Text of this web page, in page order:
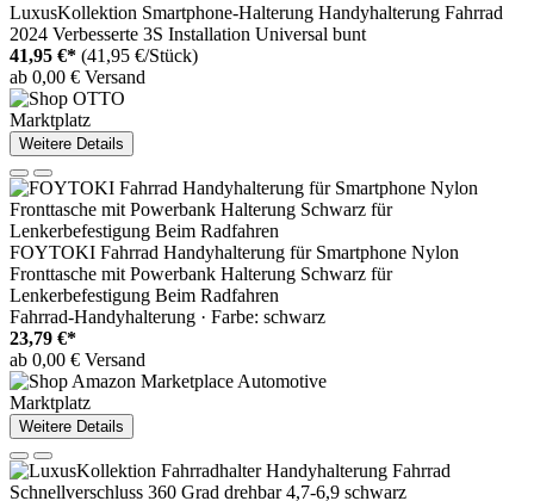
LuxusKollektion Smartphone-Halterung Handyhalterung Fahrrad
2024 Verbesserte 3S Installation Universal bunt
41,95 €* (41,95 €/Stück)
ab 0,00 € Versand
Marktplatz
Weitere Details
FOYTOKI Fahrrad Handyhalterung für Smartphone Nylon
Fronttasche mit Powerbank Halterung Schwarz für
Lenkerbefestigung Beim Radfahren
Fahrrad-Handyhalterung · Farbe: schwarz
23,79 €*
ab 0,00 € Versand
Marktplatz
Weitere Details